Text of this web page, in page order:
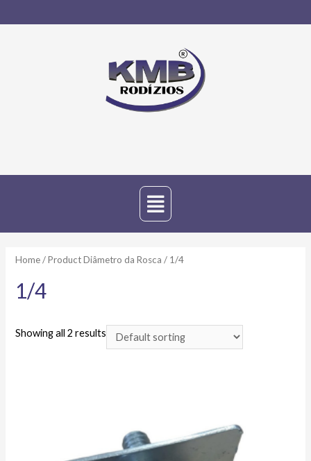
Home/ Product Diâmetro da Rosca / 1/4
1/4
Showing all 2 results